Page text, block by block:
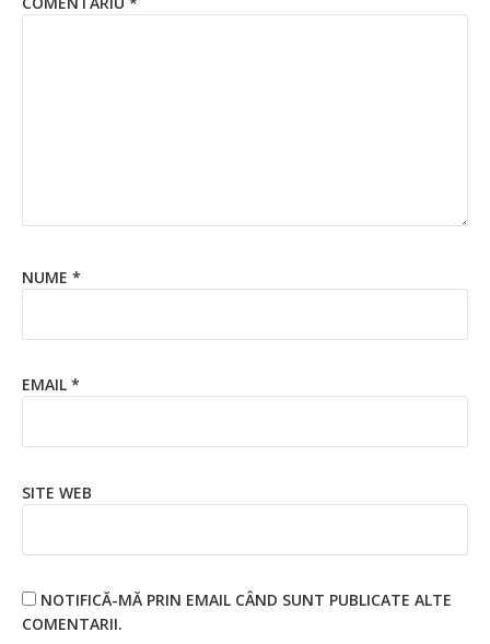
NUME *
EMAIL *
SITE WEB
NOTIFICĂ-MĂ PRIN EMAIL CÂND SUNT PUBLICATE ALTE
COMENTARII.